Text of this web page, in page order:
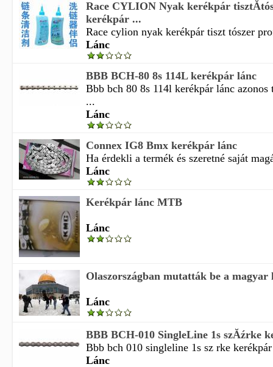
Race CYLION Nyak kerékpár
kerékpár ...
Race cylion nyak kerékpár tiszt tószer
Lánc
BBB BCH-80 8s 114L kerékpár lánc
Bbb bch 80 8s 114l kerékpár lánc azonos
...
Lánc
Connex IG8 Bmx kerékpár lánc
Ha érdekli a termék és szeretné saját
Lánc
Kerékpár lánc MTB
Lánc
Olaszországban mutatták be a
Lánc
BBB BCH-010 SingleLine 1s szĂźrke
Bbb bch 010 singleline 1s sz rke
Lánc